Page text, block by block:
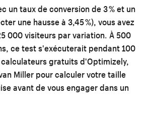
un taux de conversion de 3 % et un
une hausse à 3,45 %), vous avez
000 visiteurs par variation. À 500
ce test s'exécuterait pendant 100
gratuits d'Optimizely,
Miller pour calculer votre taille
avant de vous engager dans un